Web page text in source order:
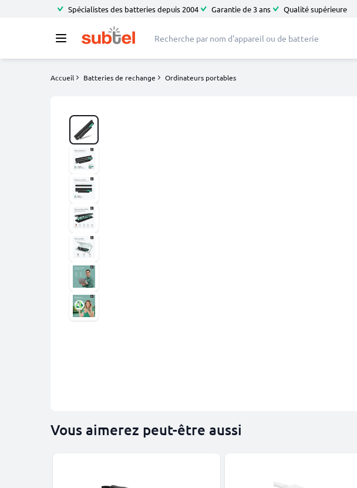
Spécialistes des batteries depuis 2004 Garantie de 3 ans Qualité supérieure
Accueil Batteries de rechange Ordinateurs portables
Vous aimerez peut-être aussi